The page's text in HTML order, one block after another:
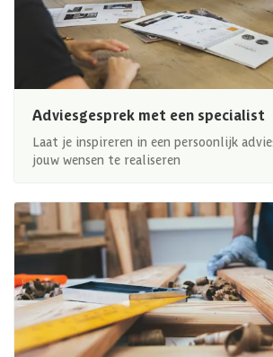
Adviesgesprek met een specialist
Laat je inspireren in een persoonlijk
jouw wensen te realiseren